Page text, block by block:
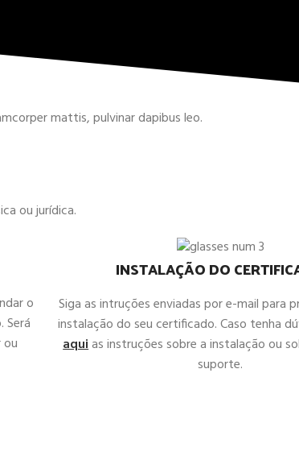
mattis, pulvinar dapibus leo.
ou jurídica.
o
Será
INSTALAÇÃO DO
Siga as intruções enviadas por e-mail para
instalação do seu certificado. Caso tenha
aquias instruções sobre a instalação ou
suporte.